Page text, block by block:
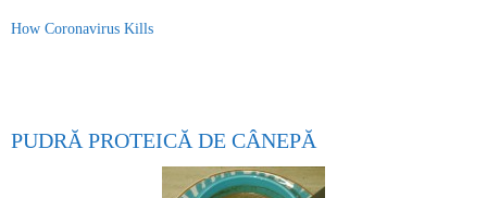
How Coronavirus Kills
PUDRĂ PROTEICĂ DE CÂNEPĂ